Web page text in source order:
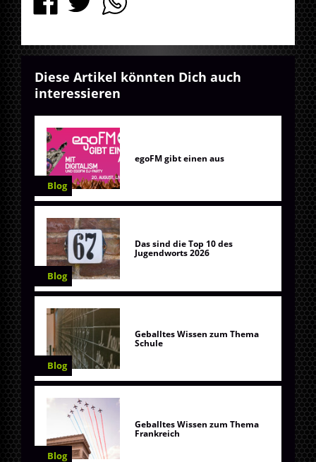
Diese Artikel könnten Dich auch
interessieren
Blog
egoFM gibt einen aus
Blog
Das sind die Top 10 des
Jugendworts 2026
Blog
Geballtes Wissen zum Thema
Schule
Blog
Geballtes Wissen zum Thema
Frankreich